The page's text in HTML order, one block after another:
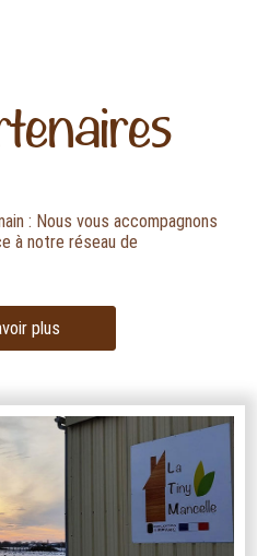
: Nous vous accompagnons
à notre réseau de
plus